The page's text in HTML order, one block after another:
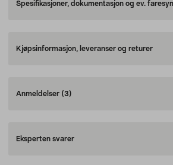
Spesifikasjoner, dokumentasjon og ev.
Kjøpsinformasjon, leveranser og returer
Anmeldelser (3)
Eksperten svarer